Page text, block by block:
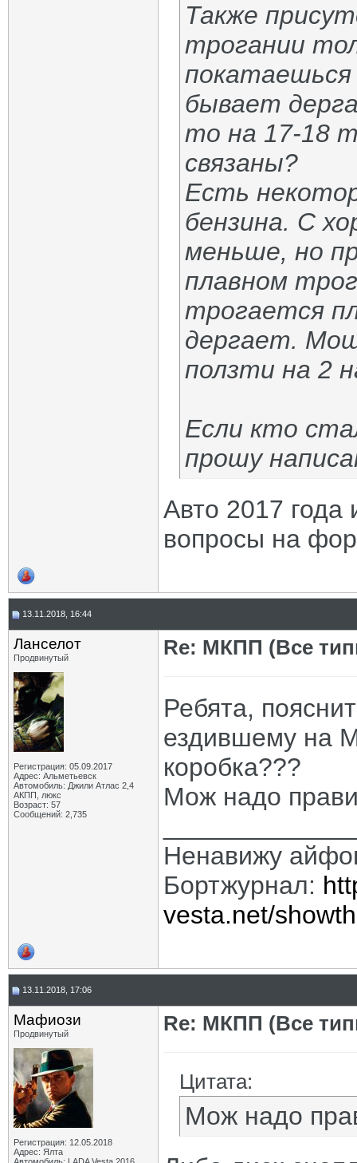
Также
трогании
покатаешься
бывает
то на 17-18
связаны?
Есть
бензина. С
меньше, но
плавном
трогается
дергает.
ползти на 2
Если кто
прошу
Авто 2017 года
вопросы на
13.11.2018, 16:44
Ланселот
Продвинутый
Регистрация: 05.09.2017
Адрес: Альметьевск
Автомобиль: Джили Атлас 2,4
АКПП, люкс
Возраст: 57
Сообщений: 2,735
Re: МКПП (Все
Ребята,
ездившему на
коробка???
Мож надо
Ненавижу
Бортжурнал:
vesta.net/
13.11.2018, 17:06
Мафиози
Продвинутый
Регистрация: 12.05.2018
Адрес: Ялта
Re: МКПП (Все
Цитата:
Мож надо